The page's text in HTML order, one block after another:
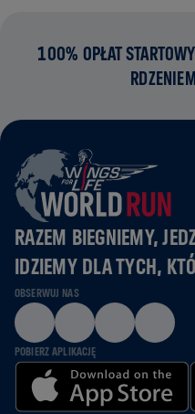
100% OPŁAT
RAZEM BIEGNIEMY,
IDZIEMY DLA TYCH,
OBSERWUJ NAS
POBIERZ APLIKACJĘ